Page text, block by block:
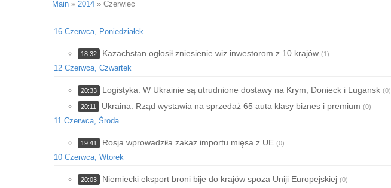
Main » 2014 » Czerwiec
16 Czerwca, Poniedziałek
18:32 Kazachstan ogłosił zniesienie wiz inwestorom z 10 krajów (1)
12 Czerwca, Czwartek
20:33 Logistyka: W Ukrainie są utrudnione dostawy na Krym, Donieck i Lugansk (0)
20:11 Ukraina: Rząd wystawia na sprzedaż 65 auta klasy biznes i premium (0)
11 Czerwca, Środa
19:41 Rosja wprowadziła zakaz importu mięsa z UE (0)
10 Czerwca, Wtorek
20:03 Niemiecki eksport broni bije do krajów spoza Uniji Europejskiej (0)